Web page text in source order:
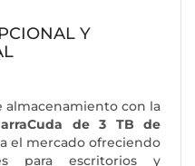
Y
almacenamiento con la
de 3 TB de
el mercado ofreciendo
para escritorios y